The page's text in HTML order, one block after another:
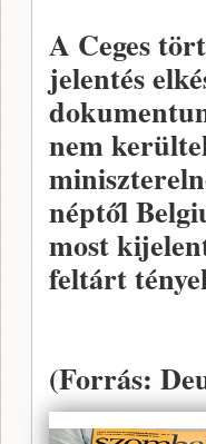
A Ceges
jelentés
nem
néptől
most
feltárt
(Forrás: